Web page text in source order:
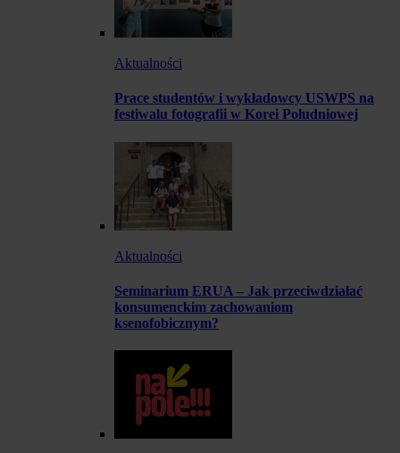
Aktualności
Prace studentów i wykładowcy USWPS na
festiwalu fotografii w Korei Południowej
Aktualności
Seminarium ERUA – Jak przeciwdziałać
konsumenckim zachowaniom
ksenofobicznym?